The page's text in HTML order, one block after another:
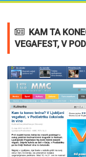
KAM TA
VEGAFEST, V